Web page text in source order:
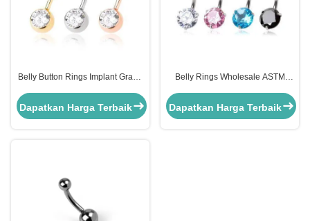
Belly Button Rings Implant Grade
Wholesale
Dapatkan Harga Terbaik
Belly Rings Wholesale ASTM
for Women
Dapatkan Harga Terbaik